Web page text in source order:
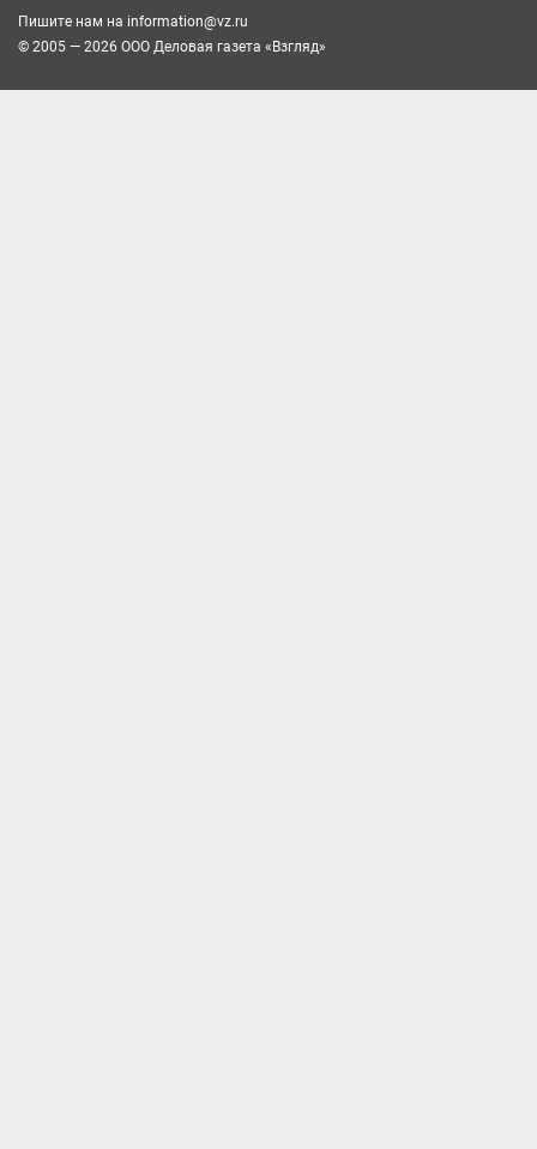
Пишите нам на information@vz.ru
© 2005 — 2026 ООО Деловая газета «Взгляд»